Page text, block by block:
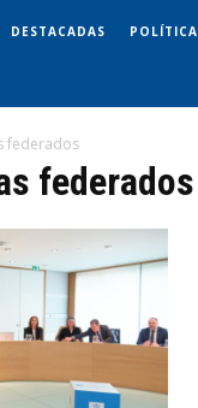
DESTACADAS POLÍTICA
federados
federados